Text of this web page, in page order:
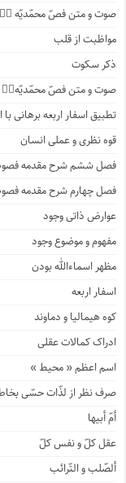
صوت و متن فصّ محمّدیّه ۲️⃣
مواظبت از قلب
ذکر سکوت
صوت و متن فصّ محمّدیّه۱️⃣
تطبیق اسفار اربعه برهانی
قوه نظری و عملی انسان
فصل ششم شرح مقدمه
فصل چهارم شرح مقدمه
عوارض ذاتی وجود
مفهوم و موضوع وجود
مظهر اسماءالله بودن
اسفار اربعه
کوه هیمالیا و دماوند
ادراک کمالات عقلی
اسم اعظم « محیط »
صرف نظر از لذّات حسّی
أمّ أبیها
عقل کلّ و نفس کلّ
ألصّلب و التّرائب